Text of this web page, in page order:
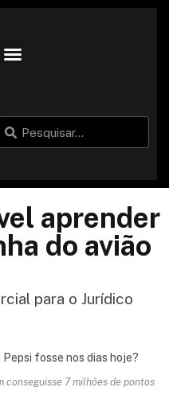
aprender
do avião
para o Jurídico
conseguisse 7 milhões de pontos